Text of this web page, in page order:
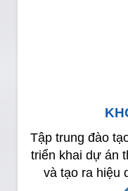
Tập trung đào
triển khai dự án
và tạo ra hiệu